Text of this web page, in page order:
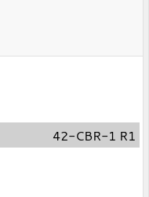
42-CBR-1 R1